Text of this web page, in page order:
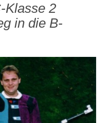
Klasse 2
in die B-